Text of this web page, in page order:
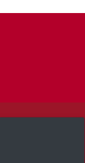
Privacidade